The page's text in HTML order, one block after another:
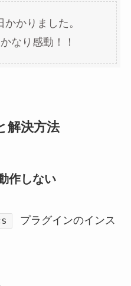
かりました。
なり感動！！
解決方法
作しない
プラグインのインス